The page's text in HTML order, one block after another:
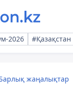
2026
жаңалықтар